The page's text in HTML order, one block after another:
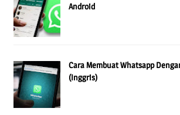
Android
Cara Membuat Whatsapp
(Inggris)